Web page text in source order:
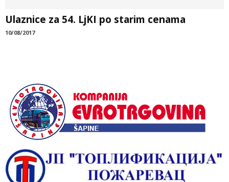
Ulaznice za 54. LjKI po starim cenama
10/08/2017